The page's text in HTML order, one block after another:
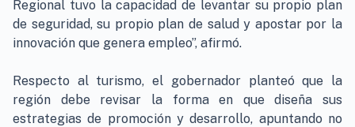
Regional tuvo la capacidad de levantar su propio plan
de seguridad, su propio plan de salud y apostar por la
innovación que genera empleo”, afirmó.
Respecto al turismo, el gobernador planteó que la
región debe revisar la forma en que diseña sus
estrategias de promoción y desarrollo, apuntando no